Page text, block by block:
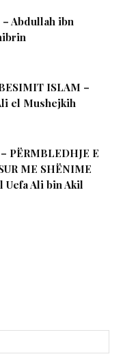
– Abdullah ibn
ISLAM –
el Mushejkih
PËRMBLEDHJE E
ME SHËNIME
Uefa Ali bin Akil